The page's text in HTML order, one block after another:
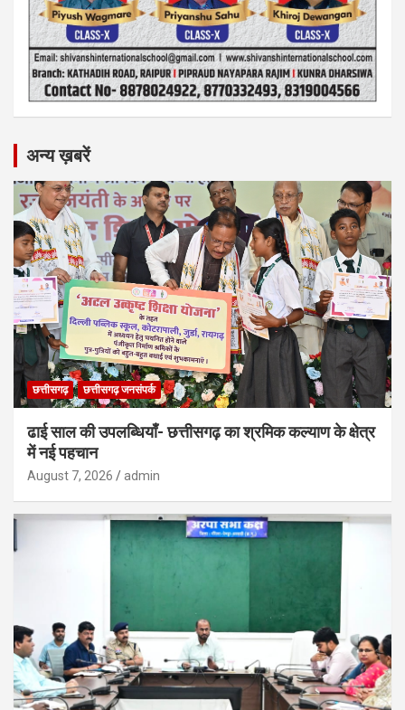
अन्य ख़बरें
छत्तीसगढ़ छत्तीसगढ़ जनसंपर्क
ढाई साल की उपलब्धियाँ- छत्तीसगढ़ का श्रमिक कल्याण के क्षेत्र
में नई पहचान
August 7, 2026 admin